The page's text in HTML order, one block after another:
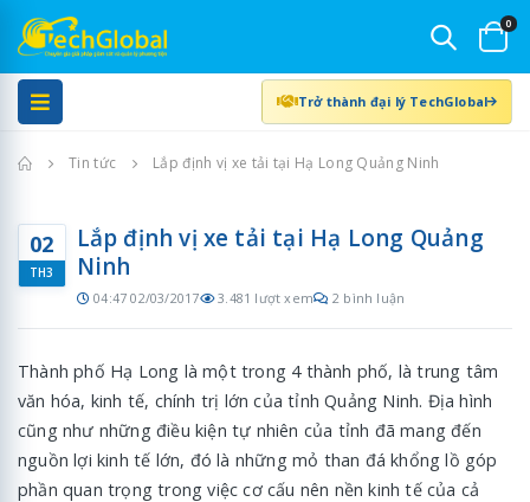
0
Trở thành đại lý TechGlobal
Trang chủ
Tin tức Lắp định vị xe tải tại Hạ Long Quảng Ninh
02
TH3
Lắp định vị xe tải tại Hạ Long Quảng
Ninh
04:47 02/03/2017 3.481 lượt xem 2 bình luận
Thành phố Hạ Long là một trong 4 thành phố, là trung tâm
văn hóa, kinh tế, chính trị lớn của tỉnh Quảng Ninh. Địa hình
cũng như những điều kiện tự nhiên của tỉnh đã mang đến
nguồn lợi kinh tế lớn, đó là những mỏ than đá khổng lồ góp
phần quan trọng trong việc cơ cấu nên nền kinh tế của cả